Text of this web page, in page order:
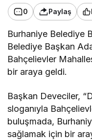
0 Paylaş
Burhaniye Belediye
Belediye Başkan
Bahçelievler
bir araya geldi.
Başkan Deveciler,
sloganıyla
buluşmada,
sağlamak için bir